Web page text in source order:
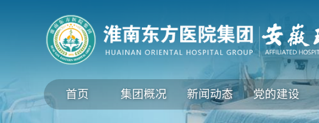
首页 集团概况 新闻动态 党的建设